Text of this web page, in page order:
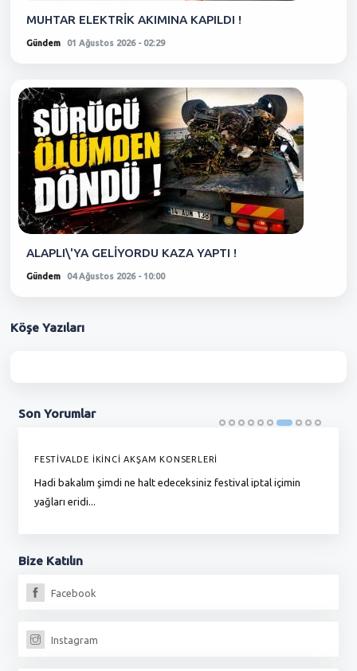
MUHTAR ELEKTRİK AKIMINA KAPILDI !
Gündem 01 Ağustos 2026 - 02:29
ALAPLI\'YA GELİYORDU KAZA YAPTI !
Gündem 04 Ağustos 2026 - 10:00
Köşe Yazıları
Son Yorumlar
FESTİVALDE İKİNCİ AKŞAM KONSERLERİ
Hadi bakalım şimdi ne halt edeceksiniz festival iptal içimin
yağları eridi...
Bize Katılın
Facebook
Instagram